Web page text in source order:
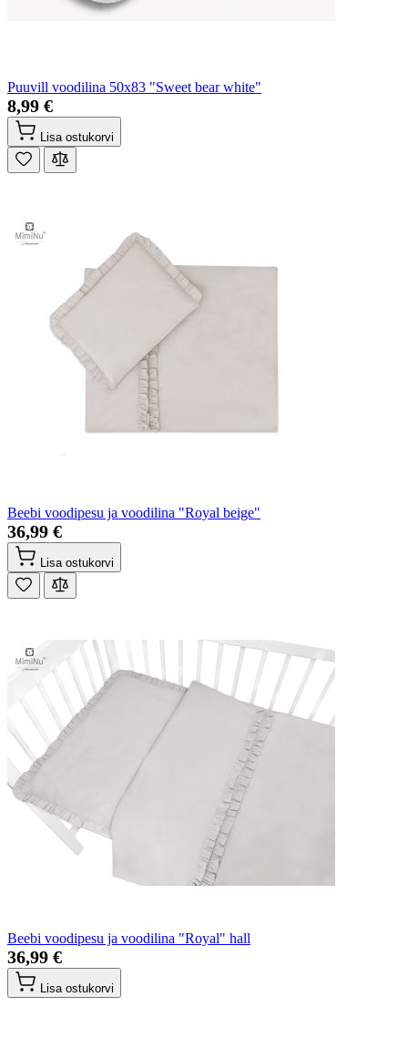
Puuvill voodilina 50x83 "Sweet bear white"
8,99 €
Lisa ostukorvi
Beebi voodipesu ja voodilina "Royal beige"
36,99 €
Lisa ostukorvi
Beebi voodipesu ja voodilina "Royal" hall
36,99 €
Lisa ostukorvi